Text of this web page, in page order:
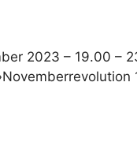
2023 – 19.00 –